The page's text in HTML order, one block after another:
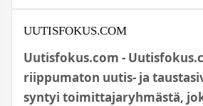
UUTISFOKUS.COM
Uutisfokus.com -
riippumaton uutis- ja
syntyi toimittajaryhmästä,